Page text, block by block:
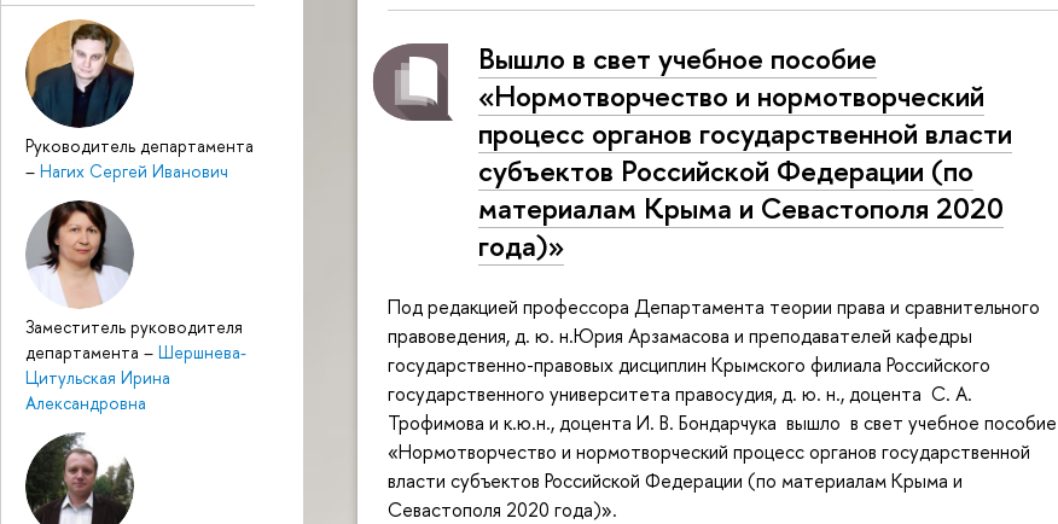
Руководитель департамента
– Нагих Сергей Иванович
Заместитель руководителя
департамента – Шершнева-
Цитульская Ирина
Александровна
Вышло в свет учебное пособие
«Нормотворчество и нормотворческий
процесс органов государственной власти
субъектов Российской Федерации (по
материалам Крыма и Севастополя 2020
года)»
Под редакцией профессора Департамента теории права и сравнительного
правоведения, д. ю. н.Юрия Арзамасова и преподавателей кафедры
государственно-правовых дисциплин Крымского филиала Российского
государственного университета правосудия, д. ю. н., доцента С. А.
Трофимова и к.ю.н., доцента И. В. Бондарчука вышло в свет учебное пособие
«Нормотворчество и нормотворческий процесс органов государственной
власти субъектов Российской Федерации (по материалам Крыма и
Севастополя 2020 года)».